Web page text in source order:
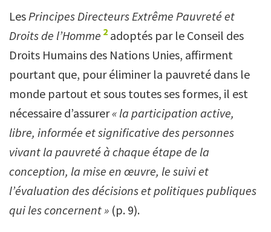
LesPrincipes Directeurs Extrême Pauvreté et
Droits de l’Homme 2 adoptés par le Conseil des
Droits Humains des Nations Unies, affirment
pourtant que, pour éliminer la pauvreté dans le
monde partout et sous toutes ses formes, il est
nécessaire d’assurer« la participation active,
libre, informée et significative des personnes
vivant la pauvreté à chaque étape de la
conception, la mise en œuvre, le suivi et
l’évaluation des décisions et politiques publiques
qui les concernent » (p. 9).